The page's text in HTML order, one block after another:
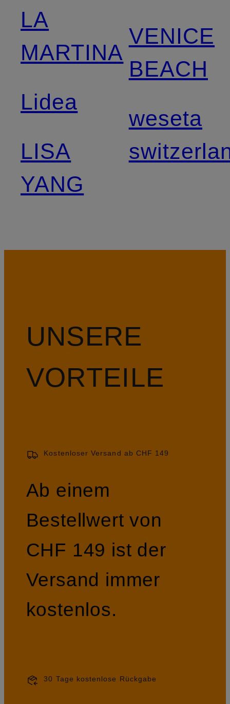
LA
MARTINA
Lidea
LISA
YANG
VENICE
BEACH
weseta
UNSERE
VORTEILE
Kostenloser Versand ab CHF 149
Ab einem
Bestellwert von
CHF 149 ist der
Versand immer
kostenlos.
30 Tage kostenlose Rückgabe